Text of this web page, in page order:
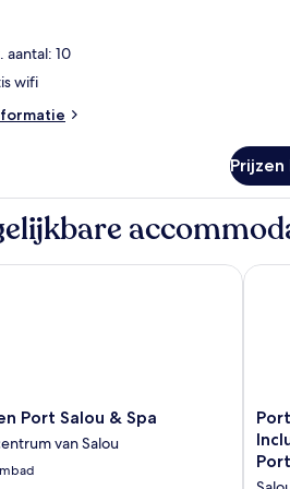
aantal: 10
wifi
Prijzen
Port Salou & Spa
van Salou
Salou & Spa
-to